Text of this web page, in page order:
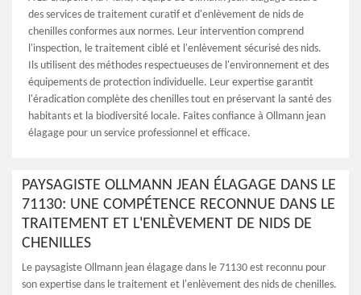
des services de traitement curatif et d'enlèvement de nids de
chenilles conformes aux normes. Leur intervention comprend
l'inspection, le traitement ciblé et l'enlèvement sécurisé des nids.
Ils utilisent des méthodes respectueuses de l'environnement et des
équipements de protection individuelle. Leur expertise garantit
l'éradication complète des chenilles tout en préservant la santé des
habitants et la biodiversité locale. Faites confiance à Ollmann jean
élagage pour un service professionnel et efficace.
PAYSAGISTE OLLMANN JEAN ÉLAGAGE DANS LE
71130: UNE COMPÉTENCE RECONNUE DANS LE
TRAITEMENT ET L'ENLÈVEMENT DE NIDS DE
CHENILLES
Le paysagiste Ollmann jean élagage dans le 71130 est reconnu pour
son expertise dans le traitement et l'enlèvement des nids de chenilles.